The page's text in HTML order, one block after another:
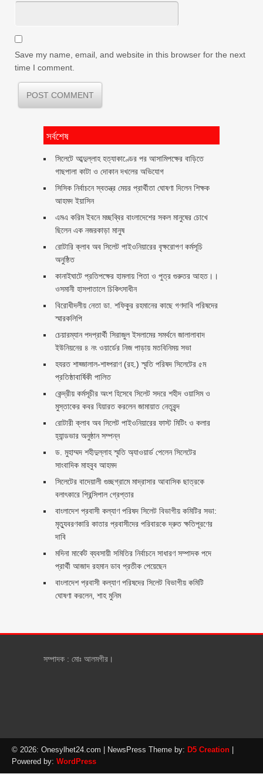
Save my name, email, and website in this browser for the next
time I comment.
সর্বশেষ
সিলেটে আব্দুল্লাহ হত্যাকাণ্ডের পর আসামিপক্ষের বাড়িতে
গাছপালা কাটা ও দোকান দখলের অভিযোগ
সিসিক নির্বাচনে স্বতন্ত্র মেয়র প্রার্থীতা ঘোষণা দিলেন শিক্ষক
আহমদ ইয়াসিন
এমএ করিম ইবনে মচ্ছব্বির বাংলাদেশের সকল মানুষের চোখে
ছিলেন এক নজরকাড়া মানুষ ‎
রোটারি ক্লাব অব সিলেট পাইওনিয়ারের বৃক্ষরোপণ কর্মসূচি
অনুষ্ঠিত
কানাইঘাটে প্রতিপক্ষের হামলায় পিতা ও পুত্র গুরুতর আহত।।
ওসমানী হাসপাতালে চিকিৎসাধীন
বিরোধীদলীয় নেতা ডা. শফিকুর রহমানের কাছে গণদাবি পরিষদের
স্মারকলিপি ‎
চেয়ারম্যান পদপ্রার্থী সিরাজুল ইসলামের সমর্থনে জালালাবাদ
ইউনিয়নের ৪ নং ওয়ার্ডের নিজ পাড়ায় মতবিনিময় সভা
হযরত শাহ্জালাল-শাহ্পরাণ (রহ.) স্মৃতি পরিষদ সিলেটের ৫ম
প্রতিষ্ঠাবার্ষিকী পালিত ‎​
কেন্দ্রীয় কর্মসূচীর অংশ হিসেবে সিলেট সদরে শহীদ ওয়াসিম ও
মুস্তাকের কবর যিয়ারত করলেন জামায়াত নেতৃবৃন্দ ‎
রোটারী ক্লাব অব সিলেট পাইওনিয়ারের ফাস্ট মিটিং ও কলার
হ্যান্ডভার অনুষ্ঠান সম্পন্ন
ড. মুহাম্মদ শহীদুল্লাহ স্মৃতি অ্যাওয়ার্ড পেলেন সিলেটের
সাংবাদিক মাহবুব আহমদ
সিলেটের বাদেয়ালী গুচ্ছগ্রামে মাদ্রাসার আবাসিক ছাত্রকে
বলাৎকারে প্রিন্সিপাল গ্রেপ্তার ‎
বাংলাদেশ প্রবাসী কল্যাণ পরিষদ সিলেট বিভাগীয় কমিটির সভা:
মৃত্যুবরণকারি কাতার প্রবাসীদের পরিবারকে দ্রুত ক্ষতিপূরণের
দাবি
মদিনা মার্কেট ব্যবসায়ী সমিতির নির্বাচনে সাধারণ সম্পাদক পদে
প্রার্থী আজাদ রহমান ডাব প্রতীক পেয়েছেন ‎
‎বাংলাদেশ প্রবাসী কল্যাণ পরিষদের সিলেট বিভাগীয় কমিটি
ঘোষণা করলেন, শাহ মুনিম
সম্পাদক : মোঃ আলমগীর।
© 2026: Onesylhet24.com | NewsPress Theme by: D5 Creation
Powered by: WordPress